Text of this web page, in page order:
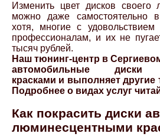
Изменить цвет дисков своего
можно даже самостоятельно
хотя, многие с
профессионалам, и их не
тысяч рублей.
Наш тюнинг-центр в
автомобильные диски
красками и выполняет
Подробнее о видах услуг
Как покрасить диски
люминесцентными